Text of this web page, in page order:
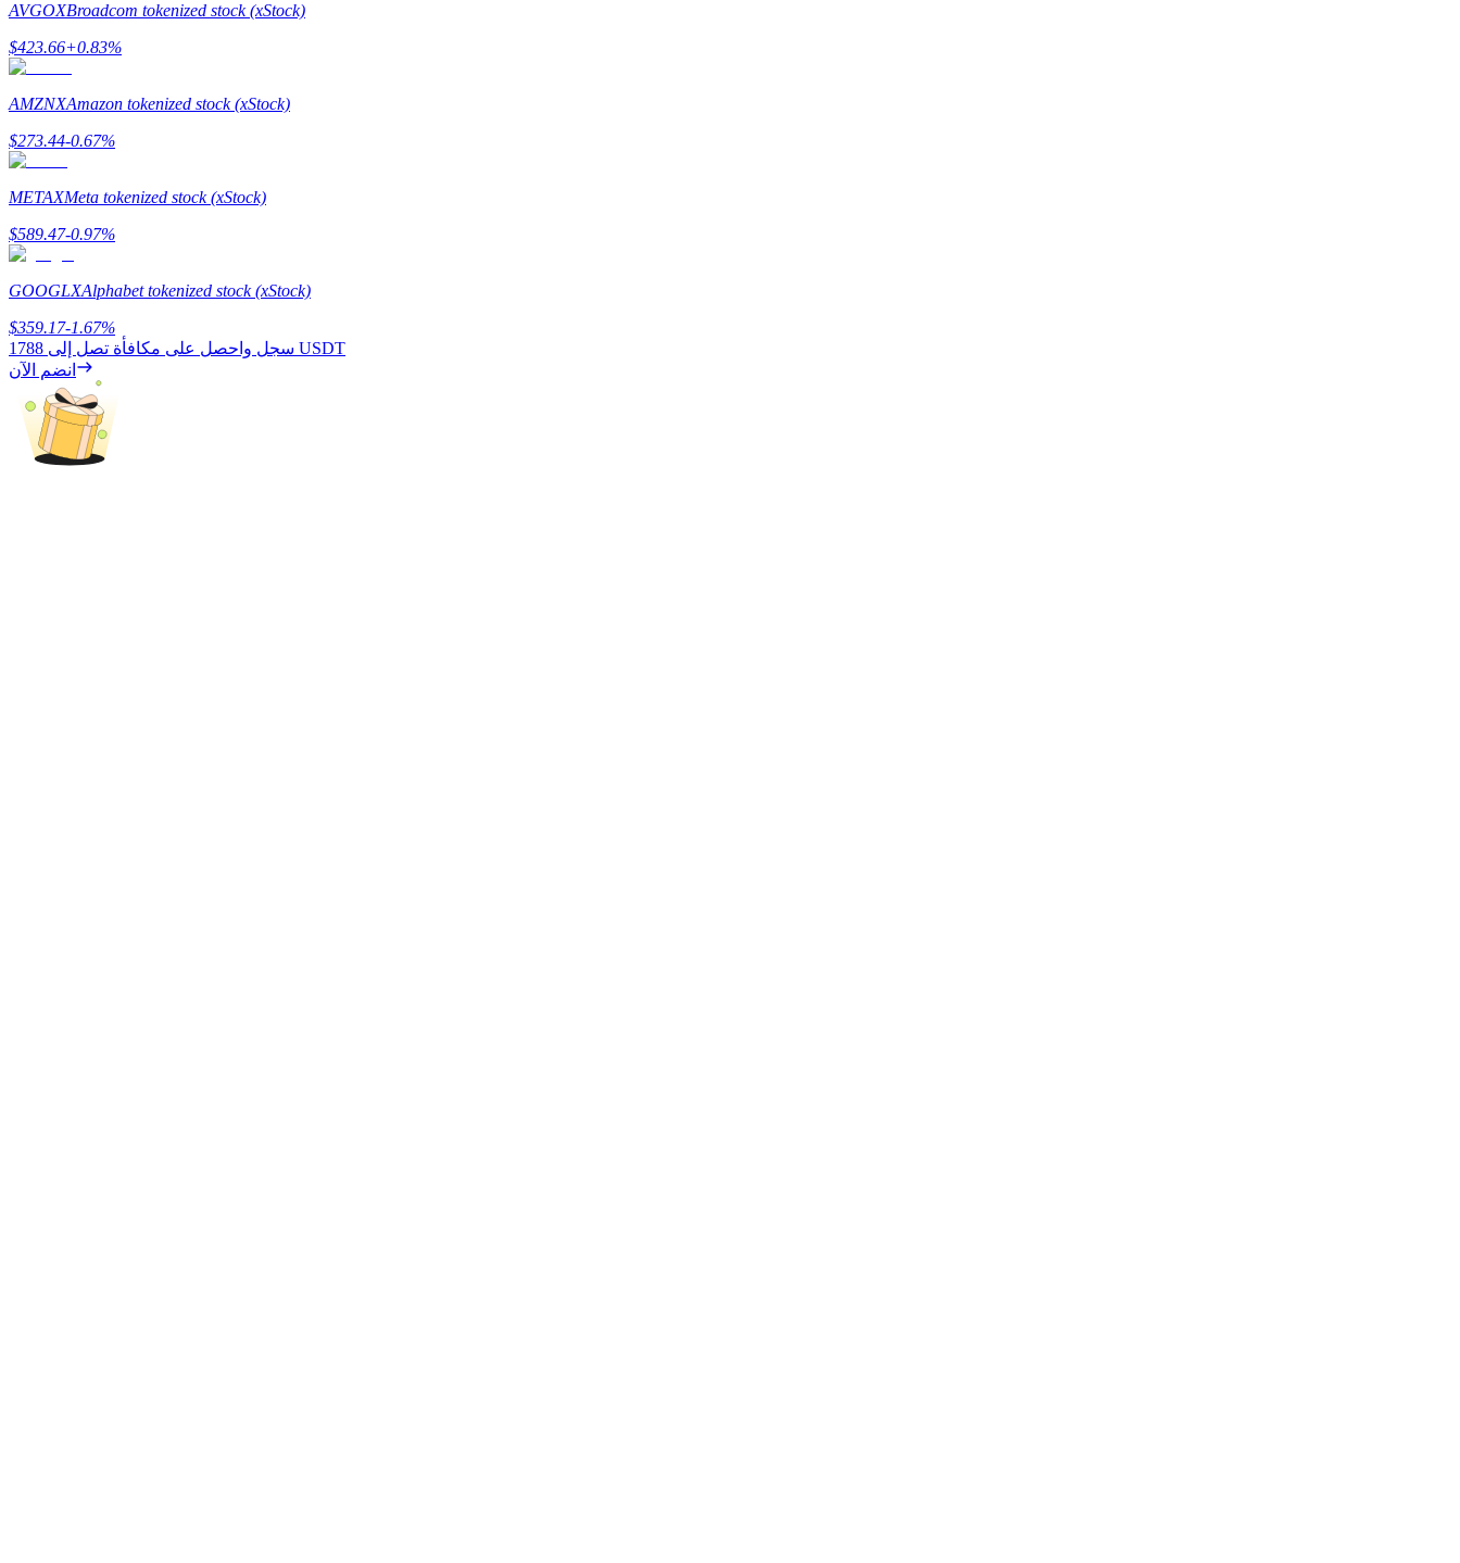
يكسب
خنزير الطاقة
احصل على مكافآت تنافسية يوميًا
AVGOXBroadcom tokenized stock (xStock)
$423.66+0.83%
AMZNXAmazon tokenized stock (xStock)
$273.44-0.67%
METAXMeta tokenized stock (xStock)
$589.47-0.97%
GOOGLXAlphabet tokenized stock (xStock)
$359.17-1.67%
سجل واحصل على مكافأة تصل إلى 1788 USDT
انضم الآن